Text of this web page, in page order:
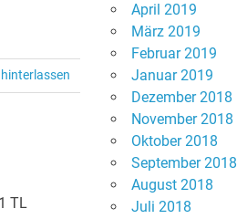
TL
April 2019
März 2019
Februar 2019
Januar 2019
Dezember 2018
November 2018
Oktober 2018
September 2018
August 2018
Juli 2018